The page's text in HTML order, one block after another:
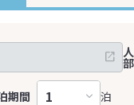
期間 泊